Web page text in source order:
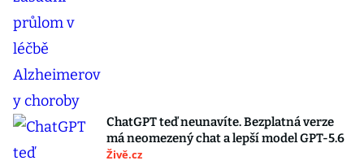
ChatGPT teď neunavíte. Bezplatná verze
má neomezený chat a lepší model GPT-5.6
Živě.cz